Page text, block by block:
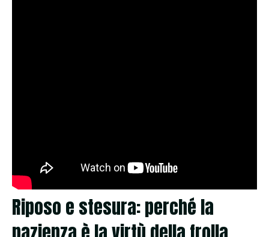
Riposo e stesura: perché la